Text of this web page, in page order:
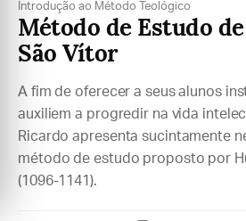
Introdução ao Método Teológico
Método de Estudo
São Vítor
A fim de oferecer a seus alunos
auxiliem a progredir na vida
Ricardo apresenta sucintamente
método de estudo proposto por
(1096-1141).